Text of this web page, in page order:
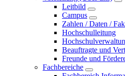
Leitbild
Campus
Zahlen / Daten /
Hochschulleitung
Beauftragte und
Freunde und
Fachbereiche